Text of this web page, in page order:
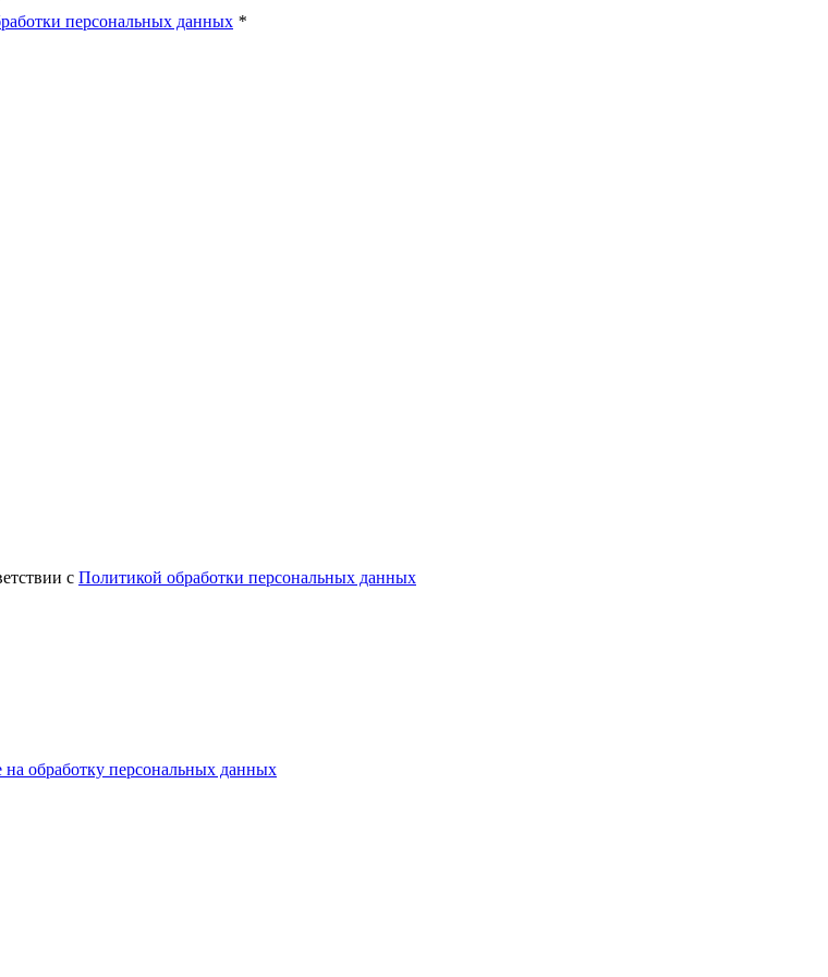
персональных данных *
с Политикой обработки персональных данных
на обработку персональных данных